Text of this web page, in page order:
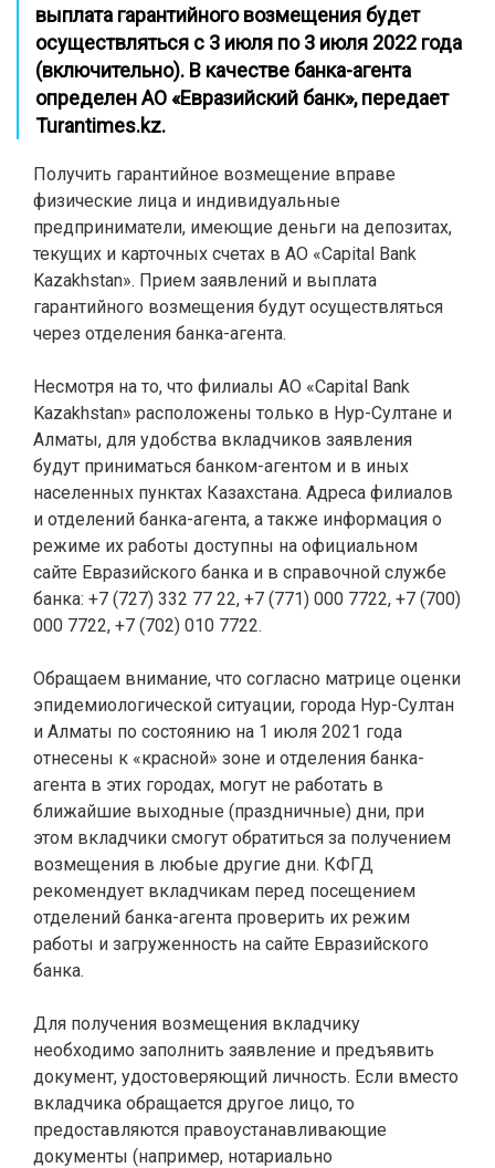
выплата гарантийного возмещения будет
осуществляться с 3 июля по 3 июля 2022 года
(включительно). В качестве банка-агента
определен АО «Евразийский банк», передает
Turantimes.kz.
Получить гарантийное возмещение вправе
физические лица и индивидуальные
предприниматели, имеющие деньги на депозитах,
текущих и карточных счетах в АО «Capital Bank
Kazakhstan». Прием заявлений и выплата
гарантийного возмещения будут осуществляться
через отделения банка-агента.
Несмотря на то, что филиалы АО «Capital Bank
Kazakhstan» расположены только в Нур-Султане и
Алматы, для удобства вкладчиков заявления
будут приниматься банком-агентом и в иных
населенных пунктах Казахстана. Адреса филиалов
и отделений банка-агента, а также информация о
режиме их работы доступны на официальном
сайте Евразийского банка и в справочной службе
банка: +7 (727) 332 77 22, +7 (771) 000 7722, +7 (700)
000 7722, +7 (702) 010 7722.
Обращаем внимание, что согласно матрице оценки
эпидемиологической ситуации, города Нур-Султан
и Алматы по состоянию на 1 июля 2021 года
отнесены к «красной» зоне и отделения банка-
агента в этих городах, могут не работать в
ближайшие выходные (праздничные) дни, при
этом вкладчики смогут обратиться за получением
возмещения в любые другие дни. КФГД
рекомендует вкладчикам перед посещением
отделений банка-агента проверить их режим
работы и загруженность на сайте Евразийского
банка.
Для получения возмещения вкладчику
необходимо заполнить заявление и предъявить
документ, удостоверяющий личность. Если вместо
вкладчика обращается другое лицо, то
предоставляются правоустанавливающие
документы (например, нотариально